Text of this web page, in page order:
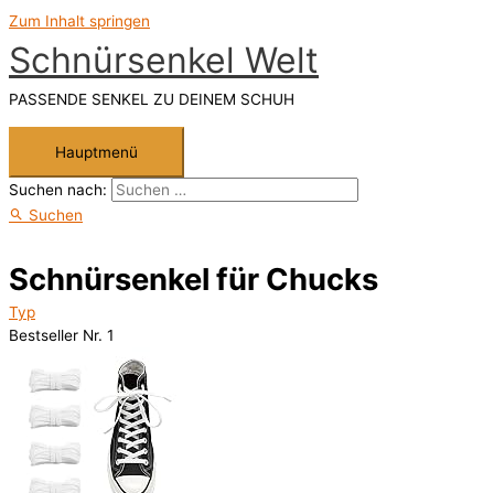
Zum Inhalt springen
Schnürsenkel Welt
PASSENDE SENKEL ZU DEINEM SCHUH
Hauptmenü
Suchen nach:
Suchen
Schnürsenkel für Chucks
Typ
Bestseller Nr. 1